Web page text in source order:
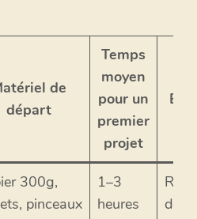
de
départ
Temps
moyen
pour un
premier
projet
300g,
pinceaux
1–3
heures
des